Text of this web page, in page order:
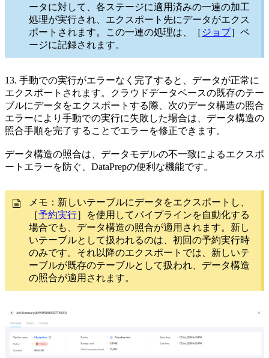
ータに対して、各ステージに適用済みの一連の加工
処理が実行され、エクスポート先にデータがエクス
ポートされます。この一連の処理は、［ ジョブ］ペ
ージに記録されます。
13. 手動での実行がエラーなく完了すると、データが正常に
エクスポートされます。クラウドデータベースの既存のテー
ブルにデータをエクスポートする際、次のデータ構造の照合
エラーにより手動での実行に失敗した場合は、データ構造の
照合手順を完了することでエラーを修正できます。
データ構造の照合は、データモデルの不一致によるエクスポ
ートエラーを防ぐ、DataPrepの便利な機能です。
メモ：新しいテーブルにデータをエクスポートし、
［予約実行］を使用してパイプラインを自動化する
場合でも、データ構造の照合が適用されます。新し
いテーブルとして扱われるのは、初回の予約実行時
のみです。それ以降のエクスポートでは、新しいテ
ーブルが既存のテーブルとして扱われ、データ構造
の照合が適用されます。